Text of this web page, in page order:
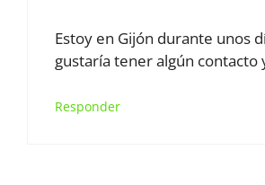
Estoy en Gijón durante unos
gustaría tener algún contacto
Responder